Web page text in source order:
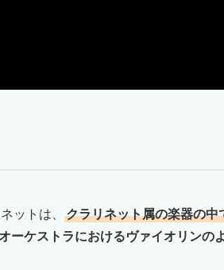
ットは、
クラリネット属の楽器の中
オーケストラにおけるヴァイオリンの